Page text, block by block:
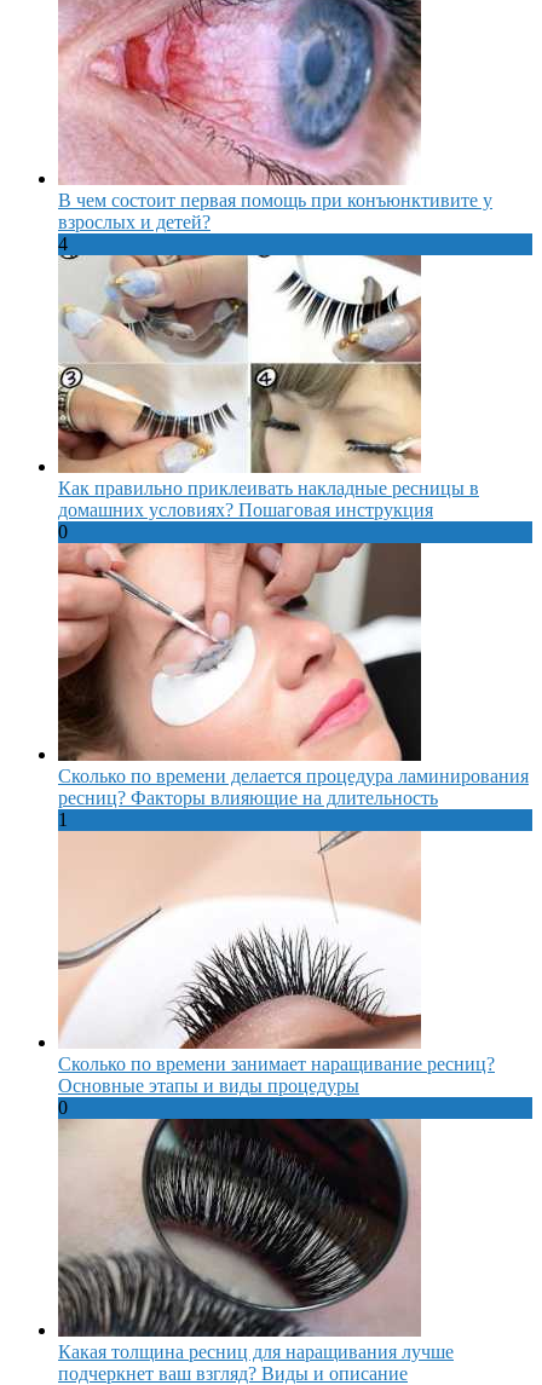
В чем состоит первая помощь при конъюнктивите у
взрослых и детей?
4
Как правильно приклеивать накладные ресницы в
домашних условиях? Пошаговая инструкция
0
Сколько по времени делается процедура ламинирования
ресниц? Факторы влияющие на длительность
1
Сколько по времени занимает наращивание ресниц?
Основные этапы и виды процедуры
0
Какая толщина ресниц для наращивания лучше
подчеркнет ваш взгляд? Виды и описание